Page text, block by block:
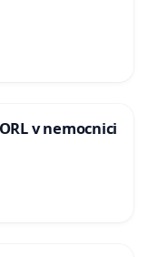
v nemocnici